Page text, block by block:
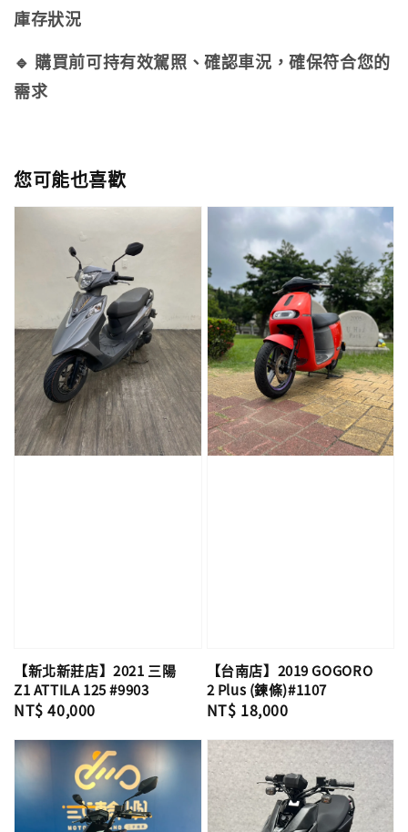
庫存狀況
🔹 購買前可持有效駕照、確認車況，確保符合您的
需求
您可能也喜歡
【新北新莊店】2021 三陽
Z1 ATTILA 125 #9903
Regular
NT$ 40,000
【台南店】2019 GOGORO
2 Plus (鍊條)#1107
Regular
NT$ 18,000